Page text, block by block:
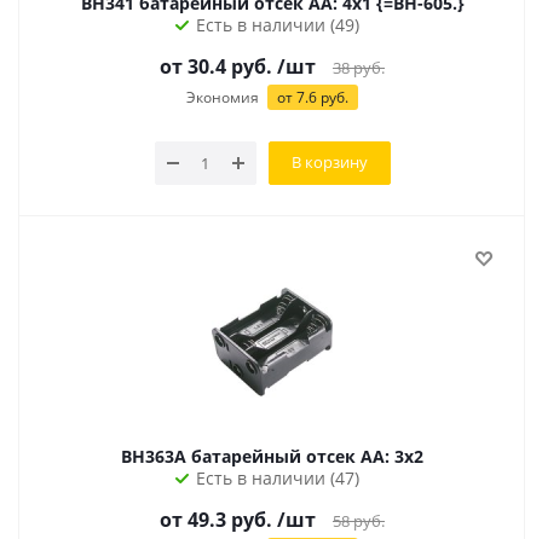
Есть в наличии (49)
от 30.4 руб. /шт 38руб.
Экономия от 7.6 руб.
В корзину
BH363A батарейный отсек AA: 3х2
Есть в наличии (47)
от 49.3 руб. /шт 58руб.